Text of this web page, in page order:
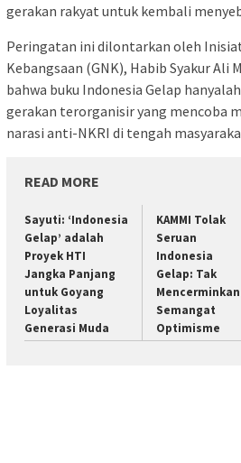
gerakan rakyat untuk kembali
Peringatan ini dilontarkan oleh
Kebangsaan (GNK), Habib Syakur Ali
bahwa buku Indonesia Gelap
gerakan terorganisir yang mencoba
narasi anti-NKRI di tengah
READ MORE
Sayuti: ‘Indonesia
Gelap’ adalah
Proyek HTI
Jangka Panjang
untuk Goyang
Loyalitas
Generasi Muda
KAMMI Tolak
Seruan
Indonesia
Gelap: Tak
Mencerminkan
Semangat
Optimisme